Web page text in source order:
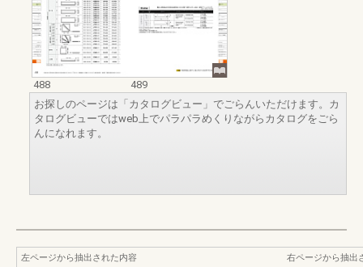
488
489
お探しのページは「カタログビュー」でごらんいただけます。カ
タログビューではweb上でパラパラめくりながらカタログをごら
んになれます。
左ページから抽出された内容
右ページから抽出